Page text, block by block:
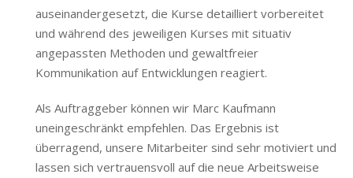
auseinandergesetzt, die Kurse detailliert vorbereitet
und während des jeweiligen Kurses mit situativ
angepassten Methoden und gewaltfreier
Kommunikation auf Entwicklungen reagiert.
Als Auftraggeber können wir Marc Kaufmann
uneingeschränkt empfehlen. Das Ergebnis ist
überragend, unsere Mitarbeiter sind sehr motiviert und
lassen sich vertrauensvoll auf die neue Arbeitsweise